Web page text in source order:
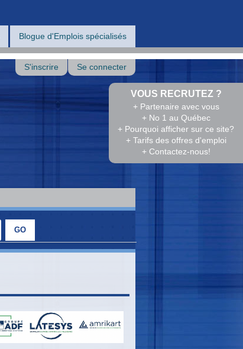
Blogue d'Emplois spécialisés
VOUS RECRUTEZ ?
+ Partenaire avec vous
+ No 1 au Québec
+ Pourquoi afficher sur ce site?
+ Tarifs des offres d'emploi
+ Contactez-nous!
S'inscrire Se connecter